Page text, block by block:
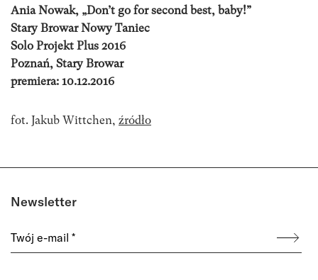
Ania Nowak, „Don’t go for second best, baby!”
Stary Browar Nowy Taniec
Solo Projekt Plus 2016
Poznań, Stary Browar
premiera: 10.12.2016
fot. Jakub Wittchen, źródło
Newsletter